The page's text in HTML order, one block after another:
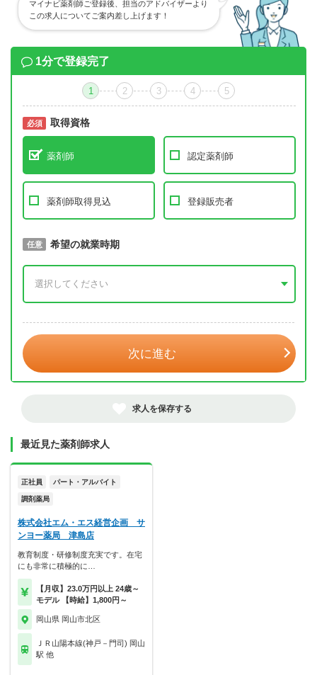
マイナビ薬剤師ご登録後、担当のアドバイザーより
この求人についてご案内差し上げます！
1分で登録完了
1 2 3 4 5
必須 取得資格
薬剤師 認定薬剤師
薬剤師取得見込 登録販売者
必須 取得予定年
任意 希望の就業時期
次に進む
求人を保存する
最近見た薬剤師求人
正社員 パート・アルバイト
調剤薬局
株式会社エム・エス経営企画 サ
ンヨー薬局 津島店
教育制度・研修制度充実です。在宅
にも非常に積極的に…
【月収】23.0万円以上 24歳～
モデル 【時給】1,800円～
岡山県 岡山市北区
ＪＲ山陽本線(神戸－門司) 岡山
駅 他